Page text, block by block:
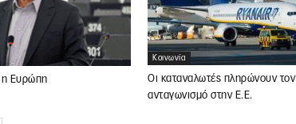
η Ευρώπη
Κοινωνία
Οι καταναλωτές πληρώνουν τον
ανταγωνισμό στην Ε.Ε.